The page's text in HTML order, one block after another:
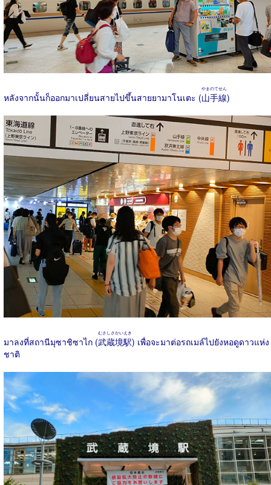
หลังจากนั้นก็ออกมาเปลี่ยนสายไปขึ้นสายยามาโนเตะ (山手線
やまのてせん
)
มาลงที่สถานีมุซาชิซาไก (武蔵境駅
むさしさかいえき
) เพื่อจะมาต่อรถเมล์ไปยังหอดูดาวแห่ง
ชาติ